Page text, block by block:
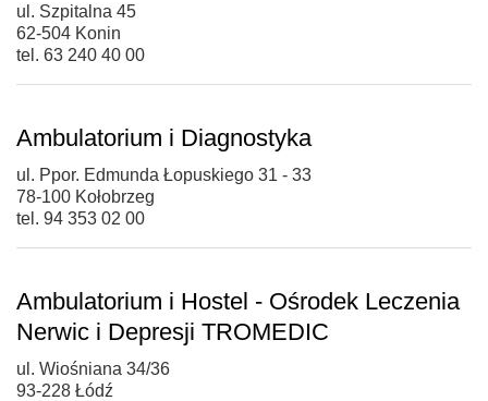
ul. Szpitalna 45
62-504 Konin
tel. 63 240 40 00
Ambulatorium i Diagnostyka
ul. Ppor. Edmunda Łopuskiego 31 - 33
78-100 Kołobrzeg
tel. 94 353 02 00
Ambulatorium i Hostel - Ośrodek Leczenia
Nerwic i Depresji TROMEDIC
ul. Wiośniana 34/36
93-228 Łódź